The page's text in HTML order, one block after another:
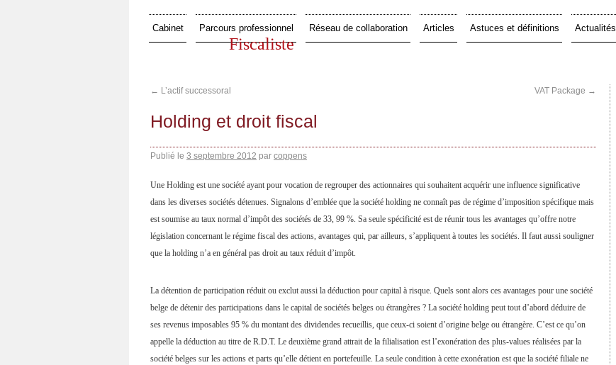
Fiscaliste
Cabinet Parcours professionnel Réseau de collaboration Articles Astuces et définitions Actualités
← L’actif successoral VAT Package →
Holding et droit fiscal
Publié le 3 septembre 2012 par coppens
Une Holding est une société ayant pour vocation de regrouper des actionnaires qui souhaitent acquérir une influence significative
dans les diverses sociétés détenues. Signalons d’emblée que la société holding ne connaît pas de régime d’imposition spécifique mais
est soumise au taux normal d’impôt des sociétés de 33, 99 %. Sa seule spécificité est de réunir tous les avantages qu’offre notre
législation concernant le régime fiscal des actions, avantages qui, par ailleurs, s’appliquent à toutes les sociétés. Il faut aussi souligner
que la holding n’a en général pas droit au taux réduit d’impôt.
La détention de participation réduit ou exclut aussi la déduction pour capital à risque. Quels sont alors ces avantages pour une société
belge de détenir des participations dans le capital de sociétés belges ou étrangères ? La société holding peut tout d’abord déduire de
ses revenus imposables 95 % du montant des dividendes recueillis, que ceux-ci soient d’origine belge ou étrangère. C’est ce qu’on
appelle la déduction au titre de R.D.T. Le deuxième grand attrait de la filialisation est l’exonération des plus-values réalisées par la
société belges sur les actions et parts qu’elle détient en portefeuille. La seule condition à cette exonération est que la société filiale ne